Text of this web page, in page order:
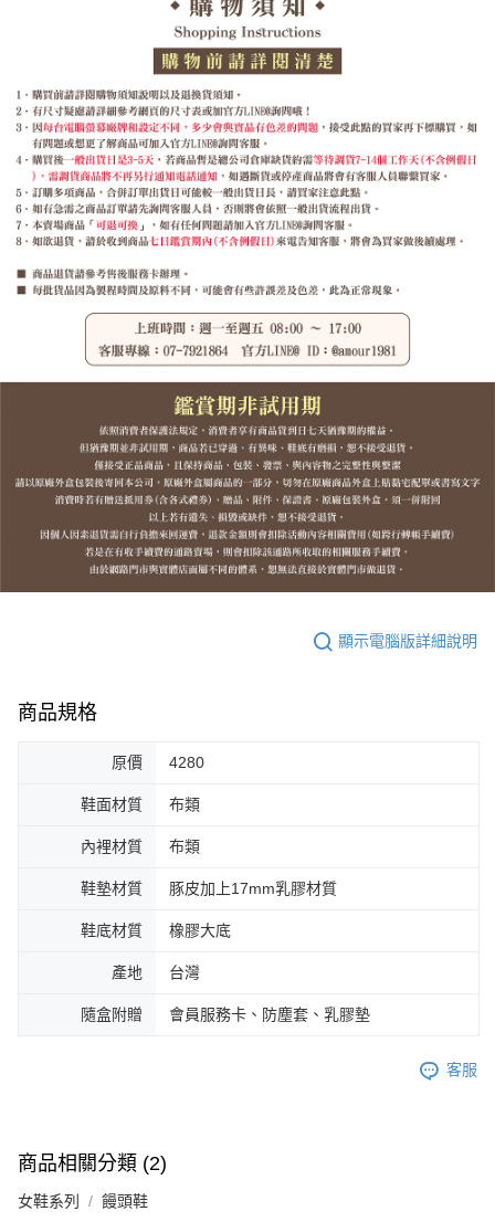
顯示電腦版詳細說明
商品規格
原價 4280
鞋面材質 布類
內裡材質 布類
鞋墊材質 豚皮加上17mm乳膠材質
鞋底材質 橡膠大底
產地 台灣
隨盒附贈 會員服務卡、防塵套、乳膠墊
客服
商品相關分類 (2)
女鞋系列 饅頭鞋